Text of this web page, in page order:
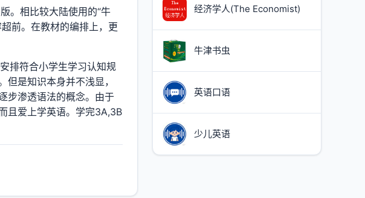
。相比较大陆使用的“牛
前。在教材的编排上，更
排符合小学生学习认知规
是知识本身并不浅显，
步渗透语法的概念。由于
且爱上学英语。学完3A,3B
经济学人(The Economist)
牛津书虫
英语口语
少儿英语